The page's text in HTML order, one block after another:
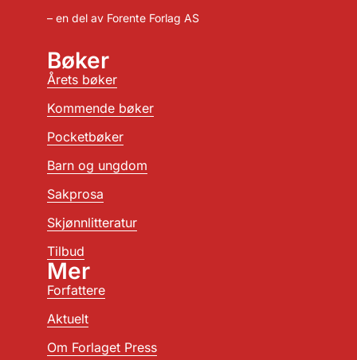
– en del av Forente Forlag AS
Bøker
Årets bøker
Kommende bøker
Pocketbøker
Barn og ungdom
Sakprosa
Skjønnlitteratur
Tilbud
Mer
Forfattere
Aktuelt
Om Forlaget Press